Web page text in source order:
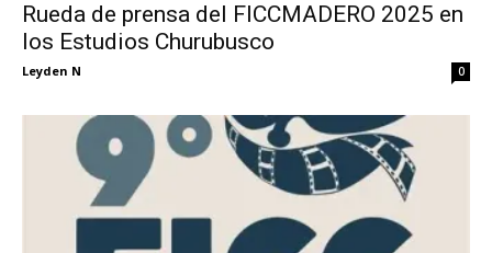
Rueda de prensa del FICCMADERO 2025 en
los Estudios Churubusco
Leyden N 0